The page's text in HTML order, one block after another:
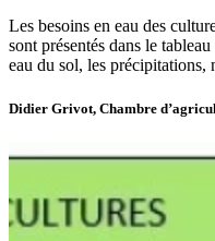
Les besoins en eau des
sont présentés dans le
eau du sol, les précipitations,
Didier Grivot, Chambre